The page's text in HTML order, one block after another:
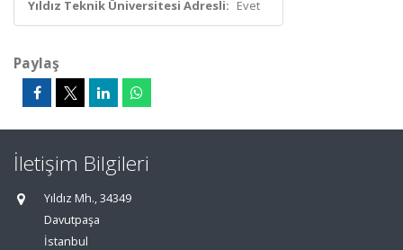
Yıldız Teknik Üniversitesi Adresli: Evet
Paylaş
İletişim Bilgileri
Yıldız Mh., 34349
Davutpaşa
İstanbul